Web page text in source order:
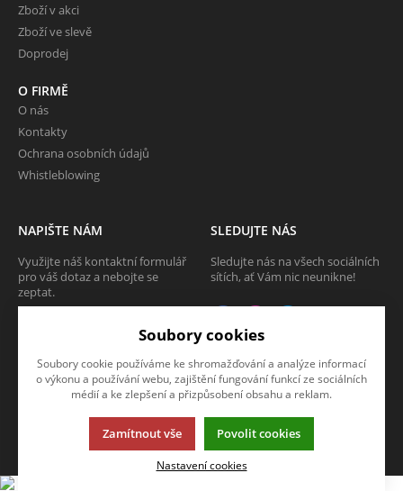
Zboží v akci
Zboží ve slevě
Doprodej
O FIRMĚ
O nás
Kontakty
Ochrana osobních údajů
Whistleblowing
NAPIŠTE NÁM
Využijte náš kontaktní formulář
pro váš dotaz a nebojte se
zeptat.
SLEDUJTE NÁS
Sledujte nás na všech sociálních
sítích, ať Vám nic neunikne!
© 2013-2026 Internetový obchod TECAM PCV a.s.
K2 e-shop - První e-shop, který uřídí celou vaši firmu.
Soubory cookies
Soubory cookie používáme ke shromažďování a analýze informací
o výkonu a používání webu, zajištění fungování funkcí ze sociálních
médií a ke zlepšení a přizpůsobení obsahu a reklam.
Zamítnout vše Povolit cookies
Nastavení cookies